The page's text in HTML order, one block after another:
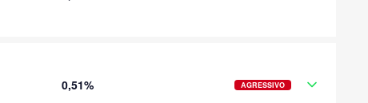
0,51% AGRESSIVO